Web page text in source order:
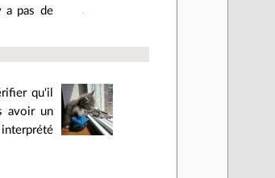
a pas de
qu'il
avoir un